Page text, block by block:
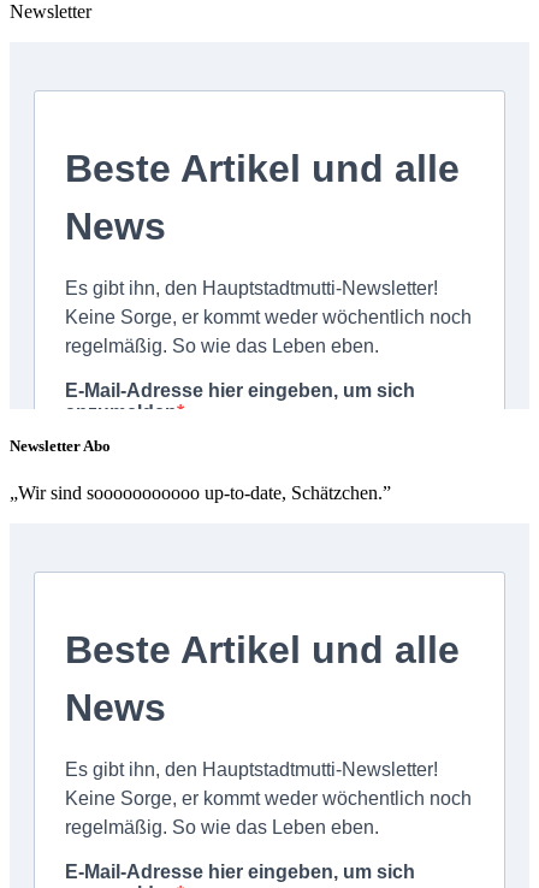
Newsletter
Newsletter Abo
„Wir sind sooooooooooo up-to-date, Schätzchen.”